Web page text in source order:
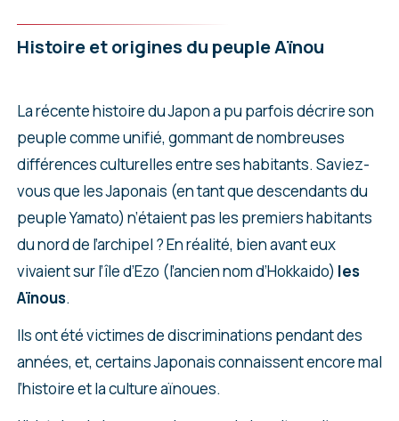
Histoire et origines du peuple Aïnou
La récente histoire du Japon a pu parfois décrire son
peuple comme unifié, gommant de nombreuses
différences culturelles entre ses habitants. Saviez-
vous que les Japonais (en tant que descendants du
peuple Yamato) n’étaient pas les premiers habitants
du nord de l’archipel ? En réalité, bien avant eux
vivaient sur l’île d’Ezo (l’ancien nom d’Hokkaido) les
Aïnous.
Ils ont été victimes de discriminations pendant des
années, et, certains Japonais connaissent encore mal
l’histoire et la culture aïnoues.